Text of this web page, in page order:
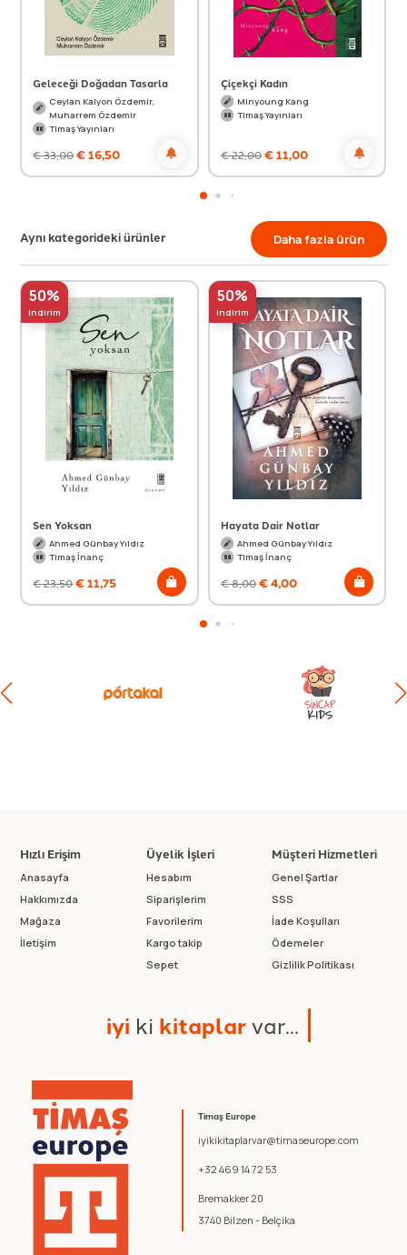
Geleceği Doğadan Tasarla
Ceylan Kalyon Özdemir,
Muharrem Özdemir
Timaş Yayınları
€33,00€16,50
Çiçekçi Kadın
Minyoung Kang
Timaş Yayınları
€22,00€11,00
Aynı kategorideki ürünler Daha fazla ürün
50%
indirim
Sen Yoksan
Ahmed Günbay Yıldız
Timaş İnanç
€23,50€11,75
50%
indirim
Hayata Dair Notlar
Ahmed Günbay Yıldız
Timaş İnanç
€8,00€4,00
Timaş Europe
iyikikitaplarvar@timaseurope.com
+32 469 14 72 53
Bremakker 20
3740 Bilzen - Belçika
Hızlı Erişim
Anasayfa
Hakkımızda
Mağaza
İletişim
Üyelik İşleri
Hesabım
Siparişlerim
Favorilerim
Kargo takip
Sepet
Müşteri Hizmetleri
Genel Şartlar
SSS
İade Koşulları
Ödemeler
Gizlilik Politikası
iyi ki kitaplarvar...